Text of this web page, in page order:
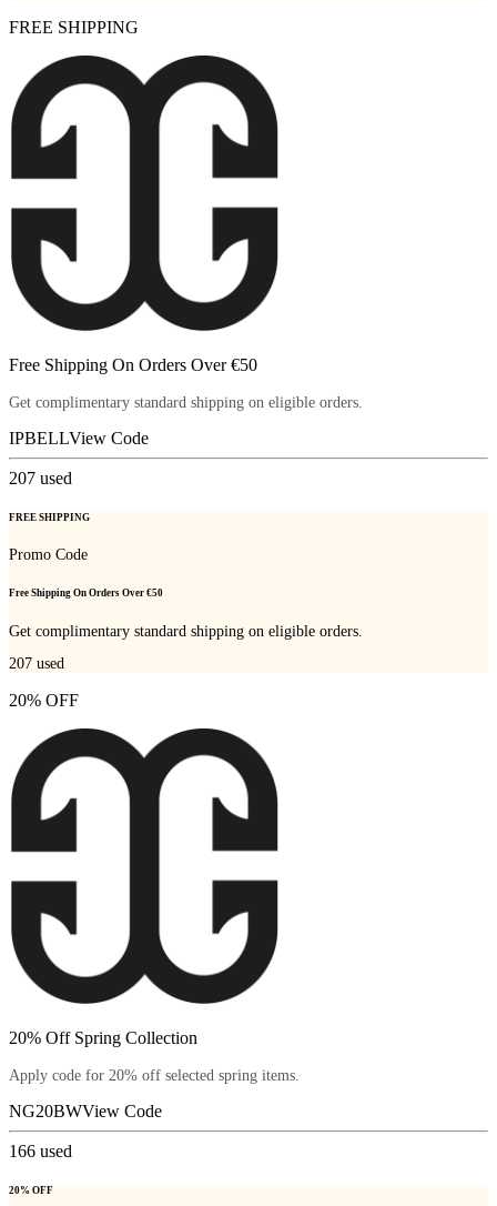
FREE SHIPPING
Free Shipping On Orders Over €50
Get complimentary standard shipping on eligible orders.
IPBELLView Code
207 used
FREE SHIPPING
Promo Code
Free Shipping On Orders Over €50
Get complimentary standard shipping on eligible orders.
207 used
20% OFF
20% Off Spring Collection
Apply code for 20% off selected spring items.
NG20BWView Code
166 used
20% OFF